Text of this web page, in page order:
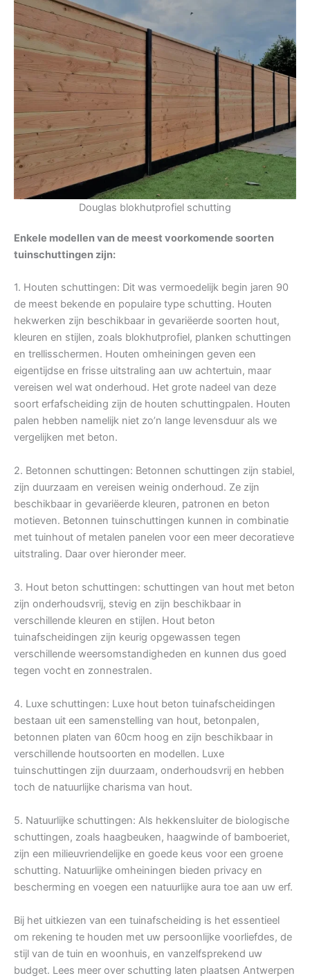
Douglas blokhutprofiel schutting
Enkele modellen van de meest voorkomende soorten
tuinschuttingen zijn:
1. Houten schuttingen: Dit was vermoedelijk begin jaren 90
de meest bekende en populaire type schutting. Houten
hekwerken zijn beschikbaar in gevariëerde soorten hout,
kleuren en stijlen, zoals blokhutprofiel, planken schuttingen
en trellisschermen. Houten omheiningen geven een
eigentijdse en frisse uitstraling aan uw achtertuin, maar
vereisen wel wat onderhoud. Het grote nadeel van deze
soort erfafscheiding zijn de houten schuttingpalen. Houten
palen hebben namelijk niet zo’n lange levensduur als we
vergelijken met beton.
2. Betonnen schuttingen: Betonnen schuttingen zijn stabiel,
zijn duurzaam en vereisen weinig onderhoud. Ze zijn
beschikbaar in gevariëerde kleuren, patronen en beton
motieven. Betonnen tuinschuttingen kunnen in combinatie
met tuinhout of metalen panelen voor een meer decoratieve
uitstraling. Daar over hieronder meer.
3. Hout beton schuttingen: schuttingen van hout met beton
zijn onderhoudsvrij, stevig en zijn beschikbaar in
verschillende kleuren en stijlen. Hout beton
tuinafscheidingen zijn keurig opgewassen tegen
verschillende weersomstandigheden en kunnen dus goed
tegen vocht en zonnestralen.
4. Luxe schuttingen: Luxe hout beton tuinafscheidingen
bestaan uit een samenstelling van hout, betonpalen,
betonnen platen van 60cm hoog en zijn beschikbaar in
verschillende houtsoorten en modellen. Luxe
tuinschuttingen zijn duurzaam, onderhoudsvrij en hebben
toch de natuurlijke charisma van hout.
5. Natuurlijke schuttingen: Als hekkensluiter de biologische
schuttingen, zoals haagbeuken, haagwinde of bamboeriet,
zijn een milieuvriendelijke en goede keus voor een groene
schutting. Natuurlijke omheiningen bieden privacy en
bescherming en voegen een natuurlijke aura toe aan uw erf.
Bij het uitkiezen van een tuinafscheiding is het essentieel
om rekening te houden met uw persoonlijke voorliefdes, de
stijl van de tuin en woonhuis, en vanzelfsprekend uw
budget. Lees meer over schutting laten plaatsen Antwerpen